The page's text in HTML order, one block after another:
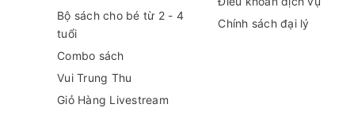
Bộ sách cho bé từ 2 - 4
tuổi
Combo sách
Vui Trung Thu
Giỏ Hàng Livestream
Chính sách đại lý